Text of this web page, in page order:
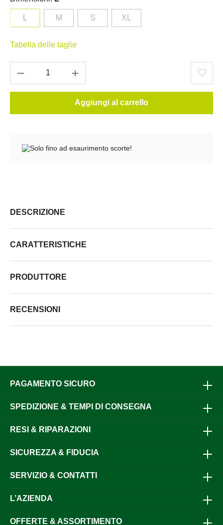
M S XL
Tabella delle taglie
Aggiungi al carrello
Solo fino ad esaurimento scorte!
DESCRIZIONE
CARATTERISTICHE
PRODUTTORE
RECENSIONI
PAGAMENTO SICURO
SPEDIZIONE & TEMPI DI CONSEGNA
RESI & RIPARAZIONI
SICUREZZA & FIDUCIA
SERVIZIO & CONTATTI
L’AZIENDA
OFFERTE & ASSORTIMENTO